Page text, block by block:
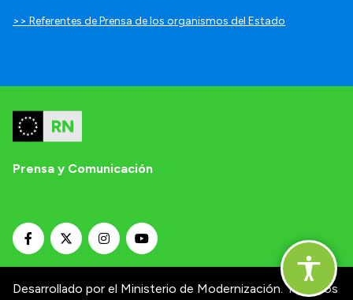
>> Referentes de Prensa de los organismos del Estado
Prensa y Comunicación
Desarrollado por el Ministerio de Modernización. Términos